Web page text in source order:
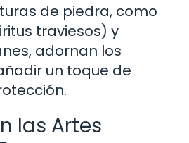
de piedra, como
traviesos) y
adornan los
un toque de
las Artes